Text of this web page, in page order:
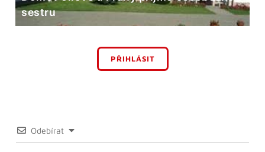
sestru
PŘIHLÁSIT
Odebírat